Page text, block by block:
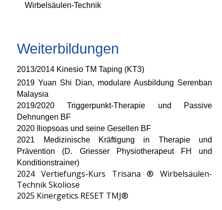
Wirbelsäulen-Technik
Weiterbildungen
2013/2014 Kinesio TM Taping (KT3)
2019 Yuan Shi Dian, modulare Ausbildung Serenban
Malaysia
2019/2020 Triggerpunkt-Therapie und Passive
Dehnungen BF
2020 Iliopsoas und seine Gesellen BF
2021 Medizinische Kräftigung in Therapie und
Prävention (D. Griesser Physiotherapeut FH und
Konditionstrainer)
2024 Vertiefungs-Kurs Trisana ® Wirbelsäulen-
Technik Skoliose
2025 Kinergetics RESET TMJ®